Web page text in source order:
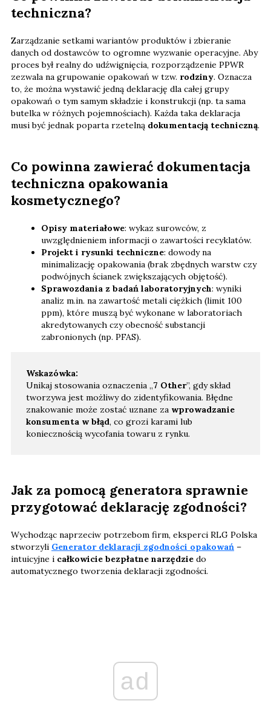
techniczna?
Zarządzanie setkami wariantów produktów i zbieranie
danych od dostawców to ogromne wyzwanie operacyjne. Aby
proces był realny do udźwignięcia, rozporządzenie PPWR
zezwala na grupowanie opakowań w tzw. rodziny. Oznacza
to, że można wystawić jedną deklarację dla całej grupy
opakowań o tym samym składzie i konstrukcji (np. ta sama
butelka w różnych pojemnościach). Każda taka deklaracja
musi być jednak poparta rzetelną dokumentacją techniczną.
Co powinna zawierać dokumentacja
techniczna opakowania
kosmetycznego?
Opisy materiałowe: wykaz surowców, z
uwzględnieniem informacji o zawartości recyklatów.
Projekt i rysunki techniczne: dowody na
minimalizację opakowania (brak zbędnych warstw czy
podwójnych ścianek zwiększających objętość).
Sprawozdania z badań laboratoryjnych: wyniki
analiz m.in. na zawartość metali ciężkich (limit 100
ppm), które muszą być wykonane w laboratoriach
akredytowanych czy obecność substancji
zabronionych (np. PFAS).
Wskazówka:
Unikaj stosowania oznaczenia „7 Other”, gdy skład
tworzywa jest możliwy do zidentyfikowania. Błędne
znakowanie może zostać uznane za wprowadzanie
konsumenta w błąd, co grozi karami lub
koniecznością wycofania towaru z rynku.
Jak za pomocą generatora sprawnie
przygotować deklarację zgodności?
Wychodząc naprzeciw potrzebom firm, eksperci RLG Polska
stworzyli Generator deklaracji zgodności opakowań –
intuicyjne i całkowicie bezpłatne narzędzie do
automatycznego tworzenia deklaracji zgodności.
ad